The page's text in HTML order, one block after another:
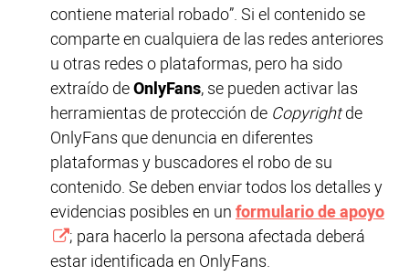
contiene material robado”. Si el contenido se
comparte en cualquiera de las redes anteriores
u otras redes o plataformas, pero ha sido
extraído deOnlyFans, se pueden activar las
herramientas de protección de Copyrightde
OnlyFans que denuncia en diferentes
plataformas y buscadores el robo de su
contenido. Se deben enviar todos los detalles y
evidencias posibles en unformulario de apoyo
; para hacerlo la persona afectada deberá
estar identificada en OnlyFans.